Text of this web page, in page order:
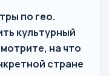
по гео.
культурный
на что
стране